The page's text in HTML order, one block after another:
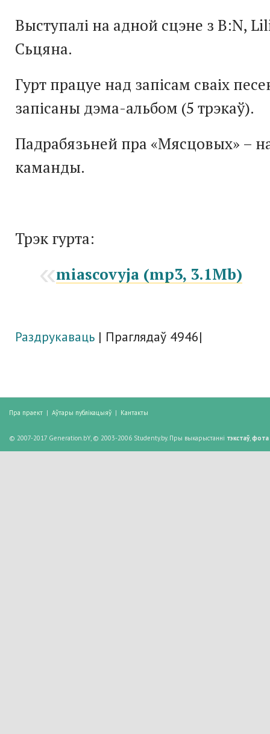
Выступалі на адной сцэне з B:N,
Сьцяна.
Гурт працуе над запісам сваіх
запісаны дэма-альбом (5 трэкаў).
Падрабязьней пра «Мясцовых» –
каманды.
Трэк гурта:
miascovyja (mp3, 3.1Mb)
Раздрукаваць | Праглядаў 4946|
Пра праект | Аўтары публікацыяў | Кантакты
© 2007-2017 Generation.bY, © 2003-2006 Studenty.by. Пры выкарыстанні тэкстаў, фота